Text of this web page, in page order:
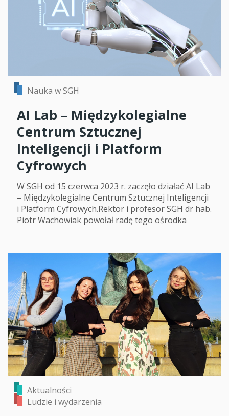
Nauka w SGH
AI Lab – Międzykolegialne
Centrum Sztucznej
Inteligencji i Platform
Cyfrowych
W SGH od 15 czerwca 2023 r. zaczęło działać AI Lab
– Międzykolegialne Centrum Sztucznej Inteligencji
i Platform Cyfrowych.Rektor i profesor SGH dr hab.
Piotr Wachowiak powołał radę tego ośrodka
Aktualności
Ludzie i wydarzenia